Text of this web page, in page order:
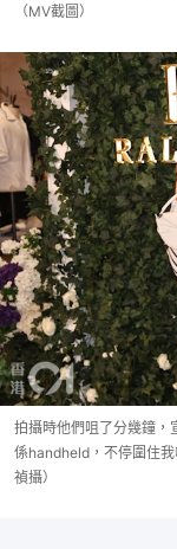
（MV截圖）
拍攝時他們咀了分幾鐘，
係handheld，不停圍住
禎攝）